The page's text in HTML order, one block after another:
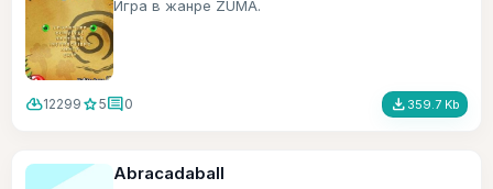
Игра в жанре ZUMA.
cloud_download12299 star5comment0 file_download 359.7 Kb
Abracadaball